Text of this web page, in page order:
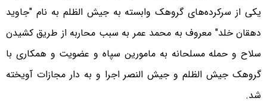
یکی از سرکرده‌های گروهک وابسته به جیش الظلم به نام "جاوید
دهقان خلد" معروف به محمد عمر به سبب محاربه از طریق کشیدن
سلاح و حمله مسلحانه به مامورین سپاه و عضویت و همکاری با
گروهک جیش الظلم و جیش النصر اجرا و به دار مجازات آویخته
شد.